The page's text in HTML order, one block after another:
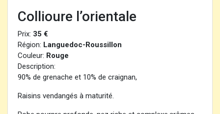
Collioure l’orientale
Prix: 35 €
Région: Languedoc-Roussillon
Couleur: Rouge
Description:
90% de grenache et 10% de craignan,
Raisins vendangés à maturité.